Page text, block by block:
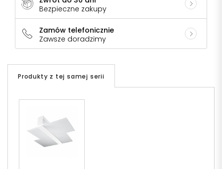
Bezpieczne zakupy
Zamów telefonicznie
Zawsze doradzimy
Produkty z tej samej serii